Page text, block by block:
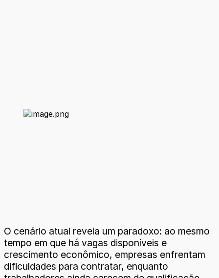
O cenário atual revela um paradoxo: ao mesmo
tempo em que há vagas disponíveis e
crescimento econômico, empresas enfrentam
dificuldades para contratar, enquanto